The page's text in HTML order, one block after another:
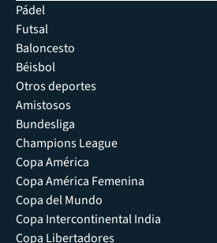
Pádel
Futsal
Baloncesto
Béisbol
Otros deportes
Amistosos
Bundesliga
Champions League
Copa América
Copa América Femenina
Copa del Mundo
Copa Intercontinental India
Copa Libertadores